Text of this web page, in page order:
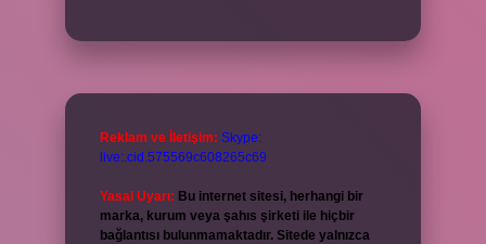
Reklam ve İletişim: Skype:
live:.cid.575569c608265c69
Yasal Uyarı: Bu internet sitesi, herhangi bir
marka, kurum veya şahıs şirketi ile hiçbir
bağlantısı bulunmamaktadır. Sitede yalnızca